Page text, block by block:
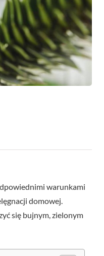
warunkami
domowej.
się bujnym, zielonym